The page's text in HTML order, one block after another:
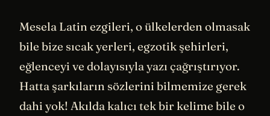
Mesela Latin ezgileri, o ülkelerden olmasak
bile bize sıcak yerleri, egzotik şehirleri,
eğlenceyi ve dolayısıyla yazı çağrıştırıyor.
Hatta şarkıların sözlerini bilmemize gerek
dahi yok! Akılda kalıcı tek bir kelime bile o